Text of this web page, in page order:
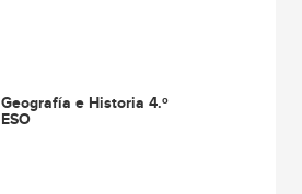
Geografía e Historia 4.º
ESO